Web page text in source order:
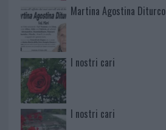
Martina Agostina Diturco
I nostri cari
I nostri cari